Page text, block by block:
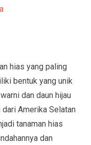
hias yang paling
bentuk yang unik
dan daun hijau
Amerika Selatan
tanaman hias
dan